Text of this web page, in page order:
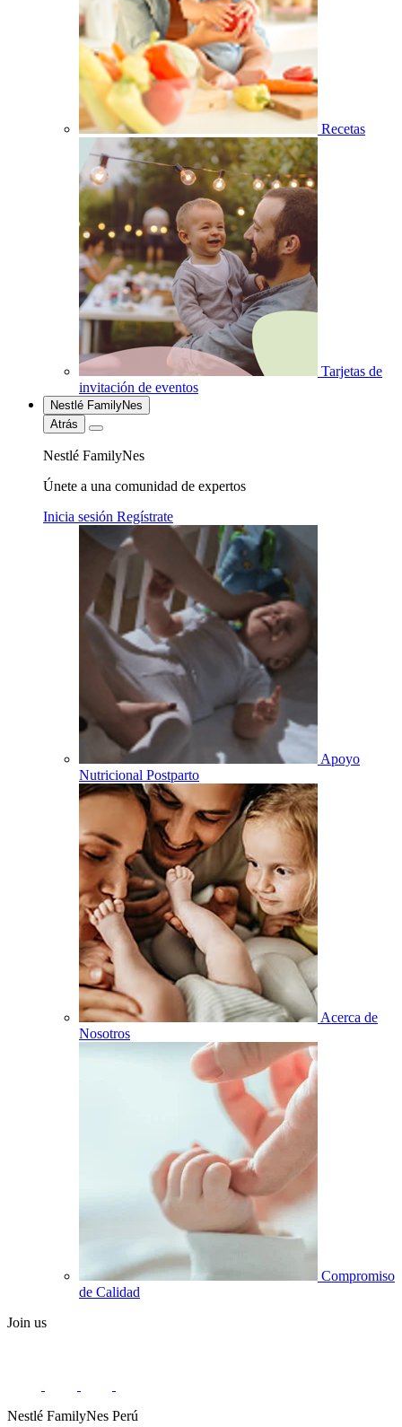
Recetas
Tarjetas de
invitación de eventos
Nestlé FamilyNes
Atrás
Nestlé FamilyNes
Únete a una comunidad de expertos
Inicia sesión Regístrate
Apoyo
Nutricional Postparto
Acerca de
Nosotros
Compromiso
de Calidad
Join us
Nestlé FamilyNes Perú